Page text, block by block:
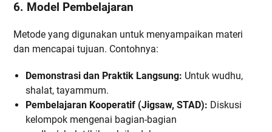
6. Model Pembelajaran
Metode yang digunakan untuk menyampaikan materi
dan mencapai tujuan. Contohnya:
Demonstrasi dan Praktik Langsung: Untuk wudhu,
shalat, tayammum.
Pembelajaran Kooperatif (Jigsaw, STAD): Diskusi
kelompok mengenai bagian-bagian